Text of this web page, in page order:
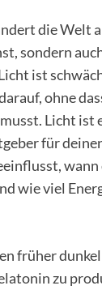
die Welt
sondern
ist
ohne
Licht ist
für
wie viel
früher
zu